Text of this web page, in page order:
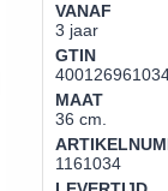
VANAF
3 jaar
GTIN
MAAT
36 cm.
1161034